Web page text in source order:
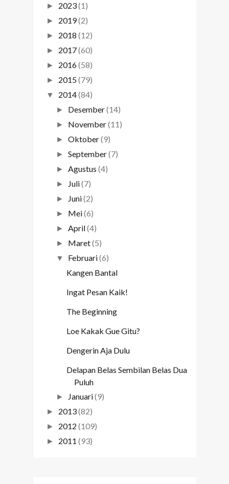
► 2023(1)
► 2019(2)
► 2018 (12)
► 2017(60)
► 2016(58)
► 2015(79)
▼ 2014(84)
► Desember(14)
► November(11)
►Oktober(9)
►September(7)
►Agustus (4)
► Juli(7)
► Juni(2)
► Mei(6)
►April(4)
► Maret(5)
▼ Februari(6)
Kangen Bantal
Ingat Pesan Kaik!
The Beginning
Loe Kakak Gue Gitu?
Dengerin Aja Dulu
Delapan Belas Sembilan Belas Dua
Puluh
► Januari(9)
► 2013(82)
► 2012 (109)
► 2011 (93)